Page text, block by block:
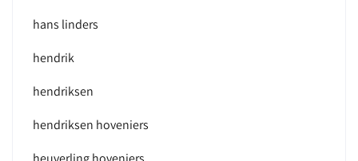
hans linders
hendrik
hendriksen
hendriksen hoveniers